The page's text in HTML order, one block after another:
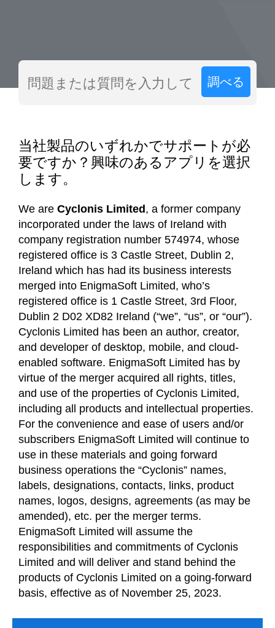
調べる
当社製品のいずれかでサポートが必
要ですか？興味のあるアプリを選択
します。
We are Cyclonis Limited, a former company
incorporated under the laws of Ireland with
company registration number 574974, whose
registered office is 3 Castle Street, Dublin 2,
Ireland which has had its business interests
merged into EnigmaSoft Limited, who’s
registered office is 1 Castle Street, 3rd Floor,
Dublin 2 D02 XD82 Ireland (“we”, “us”, or “our”).
Cyclonis Limited has been an author, creator,
and developer of desktop, mobile, and cloud-
enabled software. EnigmaSoft Limited has by
virtue of the merger acquired all rights, titles,
and use of the properties of Cyclonis Limited,
including all products and intellectual properties.
For the convenience and ease of users and/or
subscribers EnigmaSoft Limited will continue to
use in these materials and going forward
business operations the “Cyclonis” names,
labels, designations, contacts, links, product
names, logos, designs, agreements (as may be
amended), etc. per the merger terms.
EnigmaSoft Limited will assume the
responsibilities and commitments of Cyclonis
Limited and will deliver and stand behind the
products of Cyclonis Limited on a going-forward
basis, effective as of November 25, 2023.